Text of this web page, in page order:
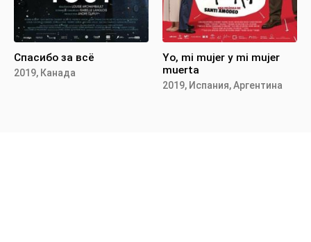
Спасибо за всё
2019, Канада
Yo, mi mujer y mi mujer
muerta
2019, Испания, Аргентина